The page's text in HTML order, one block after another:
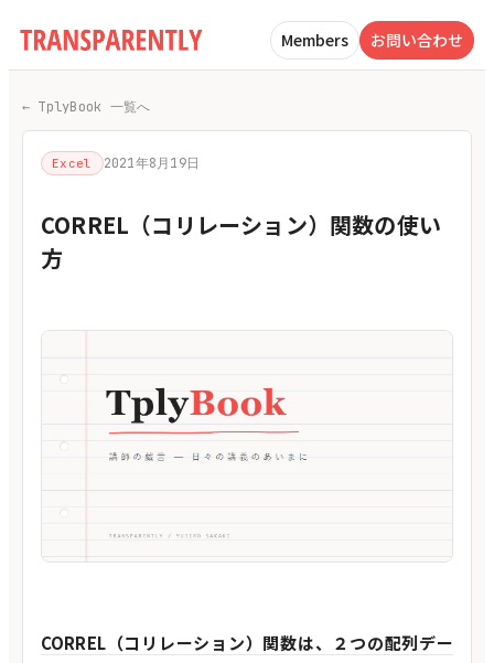
Members お問い合わせ
← TplyBook 一覧へ
Excel 2021年8月19日
CORREL（コリレーション）関数の使い
方
CORREL（コリレーション）関数は、２つの配列デー